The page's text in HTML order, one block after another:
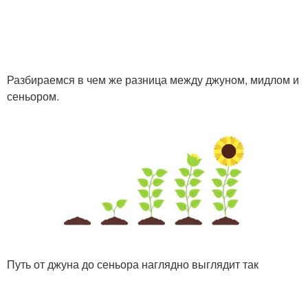
Разбираемся в чем же разница между джуном, мидлом и
сеньором.
Путь от джуна до сеньора наглядно выглядит так